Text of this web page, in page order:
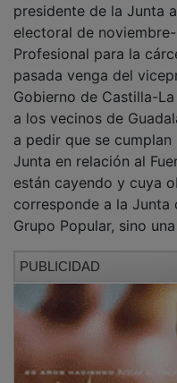
electoral de
Profesional para la
pasada venga del
Gobierno de Castilla-
a los vecinos de
a pedir que se
Junta en relación al
están cayendo y cuya
corresponde a la Junta
Grupo Popular, sino